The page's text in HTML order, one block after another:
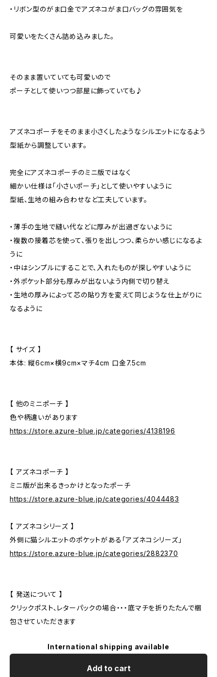
・リボン型のがま口金でアズネコがま口バッグの雰囲気を
可愛いをたくさん詰め込みました。
そのまま置いていても可愛いので
ポーチとして使いつつ部屋に飾っていても♪
アズネコポーチをそのまま小さくしたようなシルエットになるよう
型紙から調整しています。
完全にアズネコポーチのミニ版ではなく
細かい仕様は「小さいポーチ」として使いやすいように
型紙、生地の組み合わせなど工夫しています。
・薄手の生地で縫い代などに厚みが出過ぎないように
・複数の接着芯を使って、張りを出しつつ、柔らかい感じになるよ
うに
・中はシンプルにすることで、入れたものが探しやすいように
・外ポケット部分も厚みが出ないよう内側で切り替え
・生地の厚みによって芯の貼り方を変えて同じような仕上がりに
なるように
【 サイズ 】
本体: 縦6cm×横9cm×マチ4cm 口金7.5cm
【 他のミニポーチ 】
色や柄違いがあります
https://store.azure-blue.jp/categories/4138196
【 アズネコポーチ 】
ミニ版が出来るきっかけとなったポーチ
https://store.azure-blue.jp/categories/4044483
【 アズネコシリーズ 】
外側に猫シルエットのポケットがある「アズネコシリーズ」
https://store.azure-blue.jp/categories/2882370
【 発送について 】
クリックポスト、レターパックの場合・・・底マチを折りたたんで梱
包させていただきます
International shipping available
Add to cart